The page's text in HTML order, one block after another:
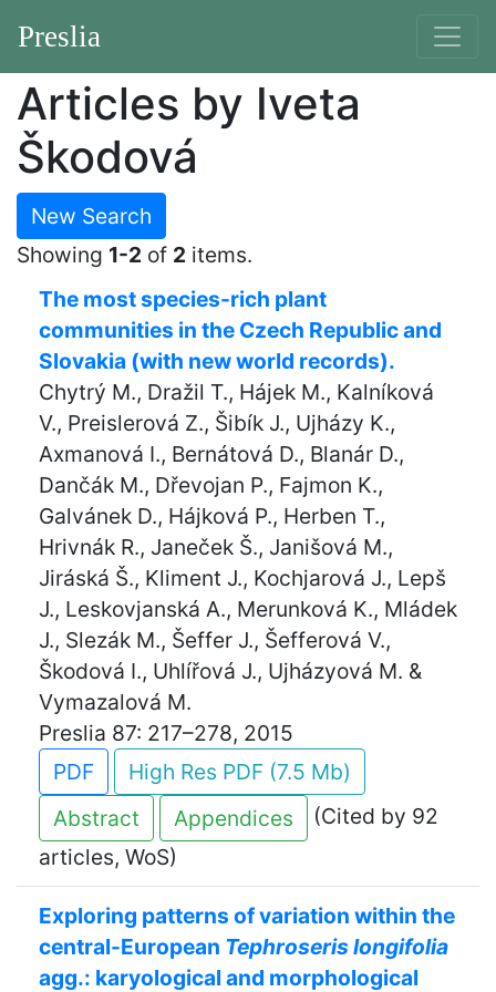
Preslia
Articles by Iveta
Škodová
New Search
Showing 1-2 of 2 items.
The most species-rich plant
communities in the Czech Republic and
Slovakia (with new world records).
Chytrý M., Dražil T., Hájek M., Kalníková
V., Preislerová Z., Šibík J., Ujházy K.,
Axmanová I., Bernátová D., Blanár D.,
Dančák M., Dřevojan P., Fajmon K.,
Galvánek D., Hájková P., Herben T.,
Hrivnák R., Janeček Š., Janišová M.,
Jiráská Š., Kliment J., Kochjarová J., Lepš
J., Leskovjanská A., Merunková K., Mládek
J., Slezák M., Šeffer J., Šefferová V.,
Škodová I., Uhlířová J., Ujházyová M. &
Vymazalová M.
Preslia 87: 217–278, 2015
PDF
High Res PDF (7.5 Mb)
Abstract
Appendices
(Cited by 92
articles, WoS)
Exploring patterns of variation within the
central-European Tephroseris longifolia
agg.: karyological and morphological